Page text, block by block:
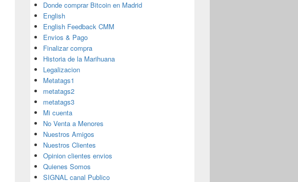
Donde comprar Bitcoin en Madrid
English
English Feedback CMM
Envios & Pago
Finalizar compra
Historia de la Marihuana
Legalizacion
Metatags1
metatags2
metatags3
Mi cuenta
No Venta a Menores
Nuestros Amigos
Nuestros Clientes
Opinion clientes envios
Quienes Somos
SIGNAL canal Publico